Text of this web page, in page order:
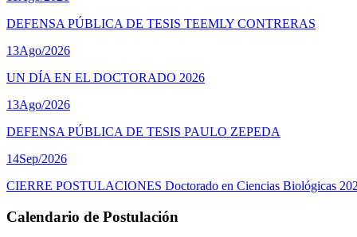
DEFENSA PÚBLICA DE TESIS TEEMLY CONTRERAS
13Ago/2026
UN DÍA EN EL DOCTORADO 2026
13Ago/2026
DEFENSA PÚBLICA DE TESIS PAULO ZEPEDA
14Sep/2026
CIERRE POSTULACIONES Doctorado en Ciencias Biológicas
Calendario de Postulación